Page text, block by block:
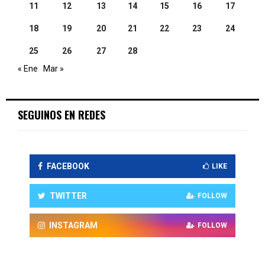
11 12 13 14 15 16 17
18 19 20 21 22 23 24
25 26 27
28
« Ene
Mar »
SEGUINOS EN REDES
FACEBOOK LIKE
TWITTER FOLLOW
INSTAGRAM FOLLOW